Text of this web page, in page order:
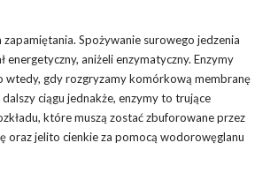
Spożywanie surowego jedzenia
energetyczny, aniżeli enzymatyczny. Enzymy
wtedy, gdy rozgryzamy komórkową membranę
ciągu jednakże, enzymy to trujące
które muszą zostać zbuforowane przez
oraz jelito cienkie za pomocą wodorowęglanu